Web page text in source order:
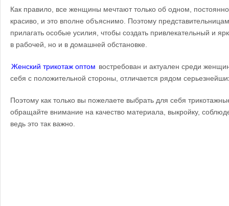
Как правило, все женщины мечтают только об одном,
красиво, и это вполне объяснимо. Поэтому
прилагать особые усилия, чтобы создать привлекательный и
в рабочей, но и в домашней обстановке.
Женский трикотаж оптом востребован и актуален среди
себя с положительной стороны, отличается рядом
Поэтому как только вы пожелаете выбрать для себя
обращайте внимание на качество материала, выкройку,
ведь это так важно.